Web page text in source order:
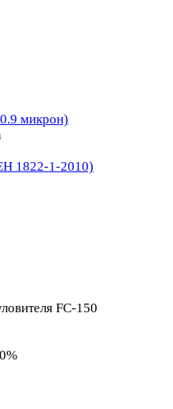
микрон)
1822-1-2010)
FC-150